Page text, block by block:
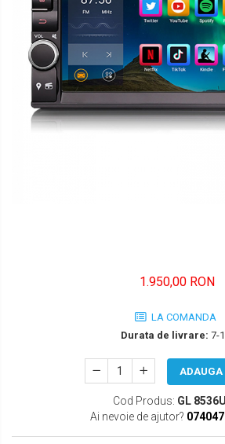
FORD
JEEP/CHRYSLER/DODGE
1.950,00 RON
LA COMANDA
Durata de livrare: 7-
ADAUGA
Cod Produs: GL 8536U
Ai nevoie de ajutor?